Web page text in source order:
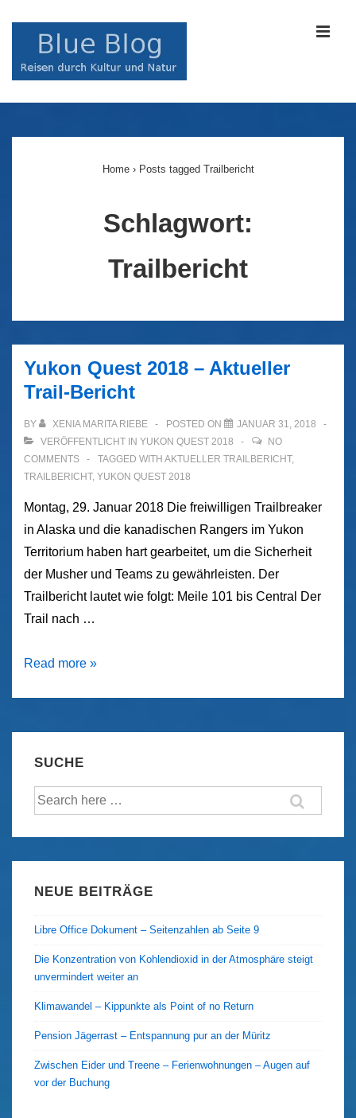
Navigation
Home › Posts tagged Trailbericht
Schlagwort:
Trailbericht
Yukon Quest 2018 – Aktueller
Trail-Bericht
BY XENIA MARITA RIEBE POSTED ON
JANUAR 31, 2018
VERÖFFENTLICHT IN YUKON QUEST 2018
NO
COMMENTS
TAGGED WITH AKTUELLER TRAILBERICHT,
TRAILBERICHT, YUKON QUEST 2018
Montag, 29. Januar 2018 Die freiwilligen Trailbreaker
in Alaska und die kanadischen Rangers im Yukon
Territorium haben hart gearbeitet, um die Sicherheit
der Musher und Teams zu gewährleisten. Der
Trailbericht lautet wie folgt: Meile 101 bis Central Der
Trail nach …
Yukon
–
Bericht
Read more »
SUCHE
Suche
NEUE BEITRÄGE
Libre Office Dokument – Seitenzahlen ab Seite 9
Die Konzentration von Kohlendioxid in der Atmosphäre steigt
unvermindert weiter an
Klimawandel – Kippunkte als Point of no Return
Pension Jägerrast – Entspannung pur an der Müritz
Zwischen Eider und Treene – Ferienwohnungen – Augen auf
vor der Buchung